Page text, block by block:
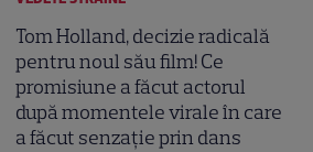
Tom Holland, decizie radicală
pentru noul său film! Ce
promisiune a făcut actorul
după momentele virale în care
a făcut senzație prin dans